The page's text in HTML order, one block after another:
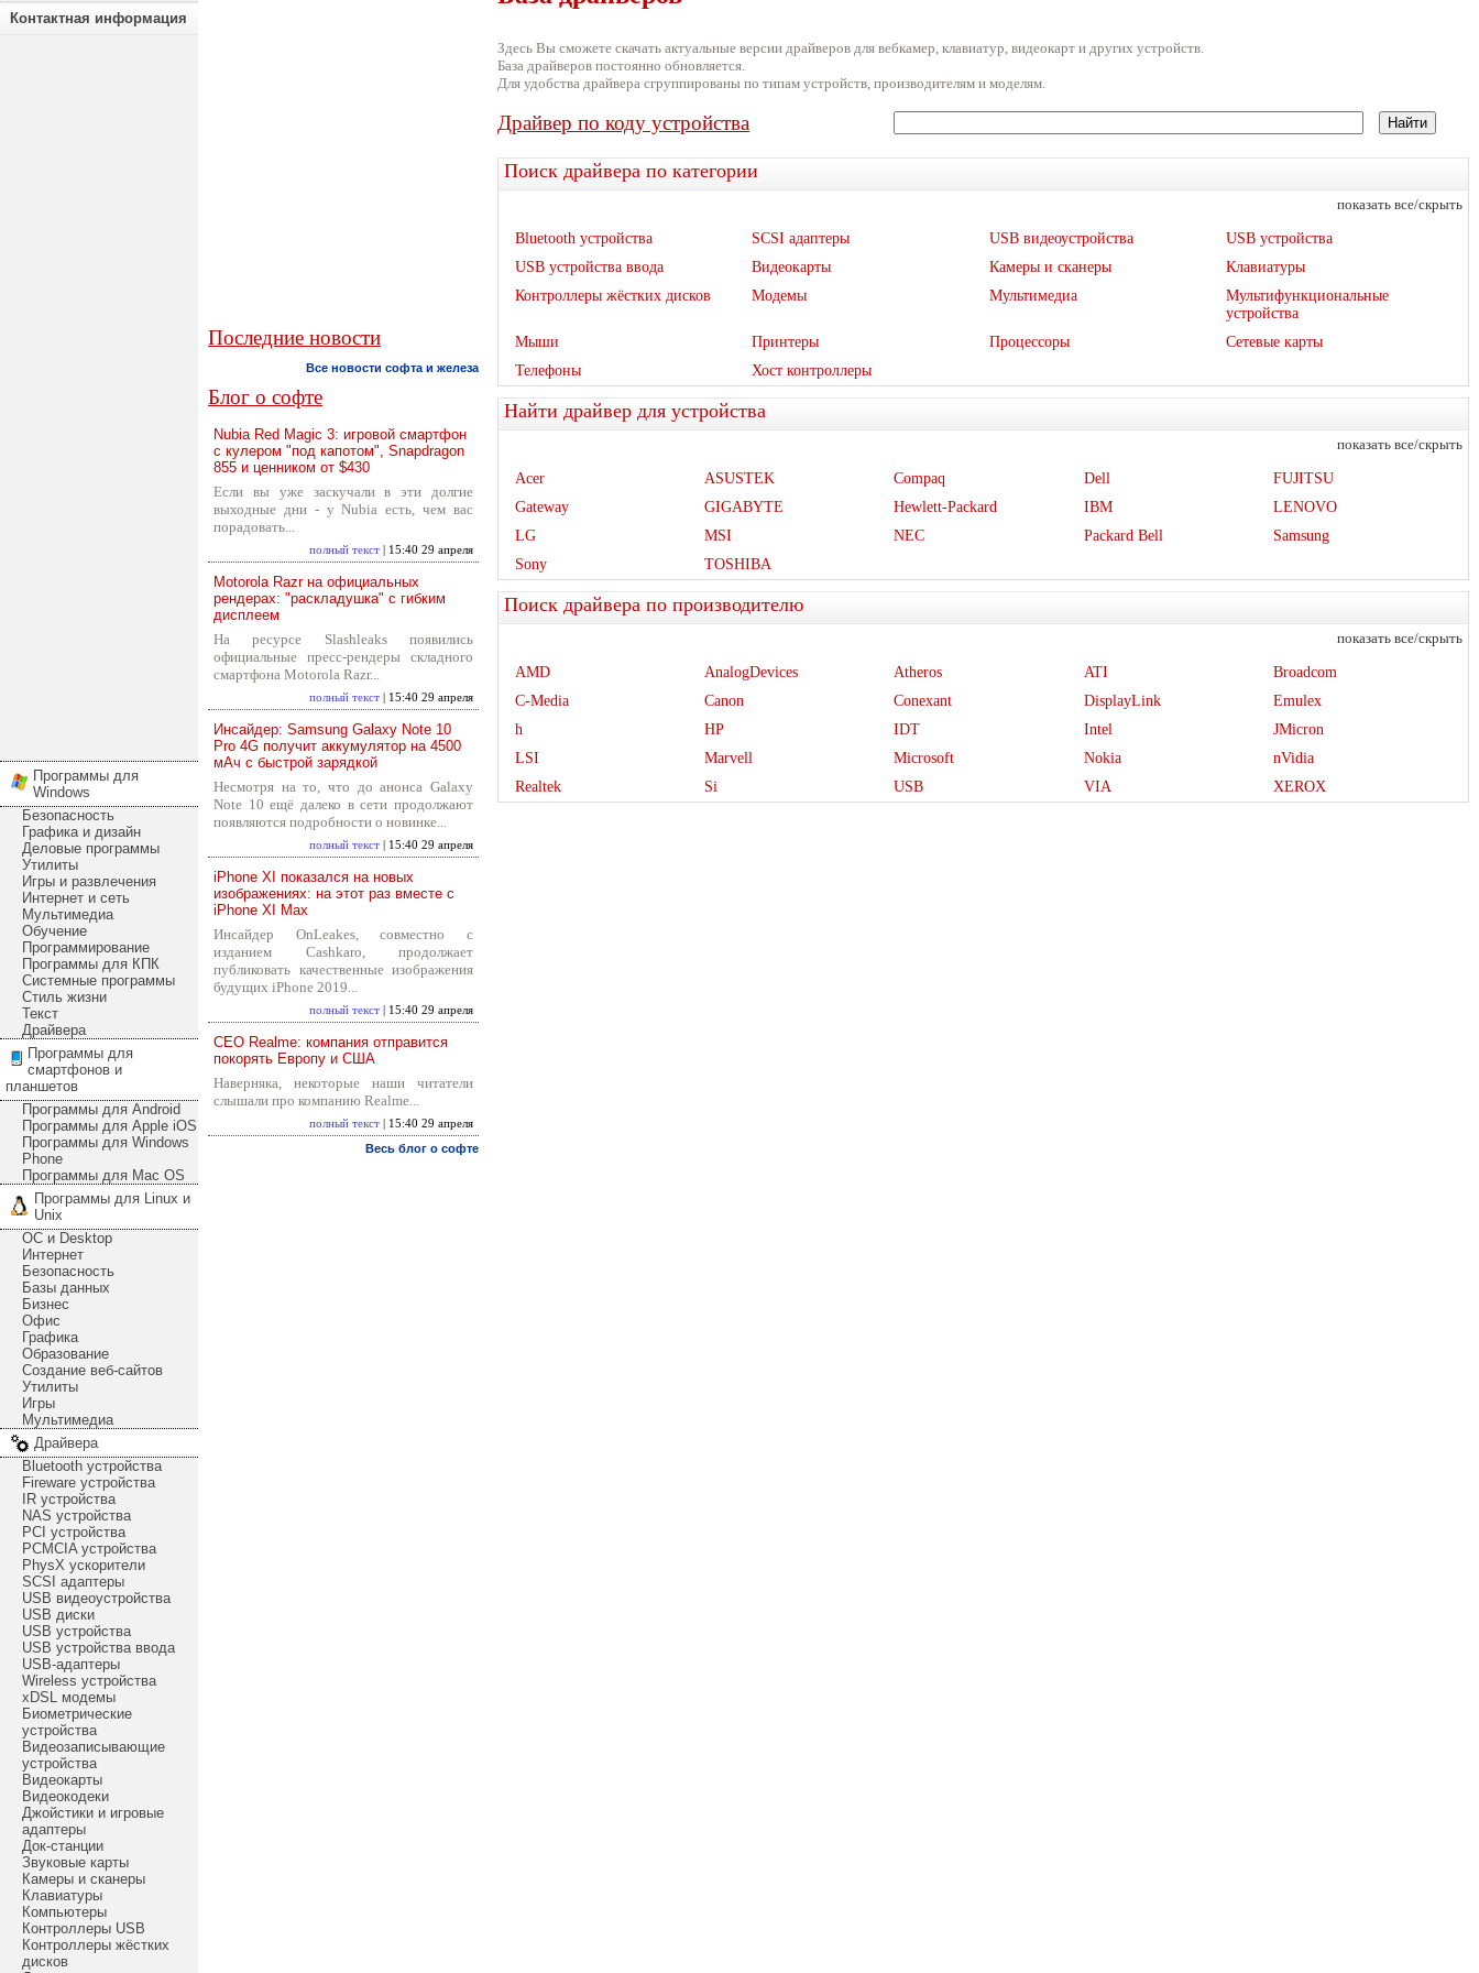
Контактная информация
Программы для
Windows
Безопасность
Графика и дизайн
Деловые программы
Утилиты
Игры и развлечения
Интернет и сеть
Мультимедиа
Обучение
Программирование
Программы для КПК
Системные программы
Стиль жизни
Текст
Драйвера
Программы для
смартфонов и
планшетов
Программы для Android
Программы для Apple iOS
Программы для Windows
Phone
Программы для Mac OS
Программы для Linux и
Unix
ОС и Desktop
Интернет
Безопасность
Базы данных
Бизнес
Офис
Графика
Образование
Создание веб-сайтов
Утилиты
Игры
Мультимедиа
Драйвера
Bluetooth устройства
Fireware устройства
IR устройства
NAS устройства
PCI устройства
PCMCIA устройства
PhysX ускорители
SCSI адаптеры
USB видеоустройства
USB диски
USB устройства
USB устройства ввода
USB-адаптеры
Wireless устройства
xDSL модемы
Биометрические
устройства
Видеозаписывающие
устройства
Видеокарты
Видеокодеки
Джойстики и игровые
адаптеры
Док-станции
Звуковые карты
Камеры и сканеры
Клавиатуры
Компьютеры
Контроллеры USB
Контроллеры жёстких
дисков
Последние новости
Все новости софта и железа
Блог о софте
Nubia Red Magic 3: игровой смартфон
с кулером "под капотом", Snapdragon
855 и ценником от $430
Если вы уже заскучали в эти долгие
выходные дни - у Nubia есть, чем вас
порадовать...
полный текст | 15:40 29 апреля
Motorola Razr на официальных
рендерах: "раскладушка" с гибким
дисплеем
На ресурсе Slashleaks появились
официальные пресс-рендеры складного
смартфона Motorola Razr...
полный текст | 15:40 29 апреля
Инсайдер: Samsung Galaxy Note 10
Pro 4G получит аккумулятор на 4500
мАч с быстрой зарядкой
Несмотря на то, что до анонса Galaxy
Note 10 ещё далеко в сети продолжают
появляются подробности о новинке...
полный текст | 15:40 29 апреля
iPhone XI показался на новых
изображениях: на этот раз вместе с
iPhone XI Max
Инсайдер OnLeakes, совместно с
изданием Cashkaro, продолжает
публиковать качественные изображения
будущих iPhone 2019...
полный текст | 15:40 29 апреля
CEO Realme: компания отправится
покорять Европу и США
Наверняка, некоторые наши читатели
слышали про компанию Realme...
полный текст | 15:40 29 апреля
Весь блог о софте
Здесь Вы сможете скачать актуальные версии драйверов для вебкамер, клавиатур, видеокарт и других устройств.
База драйверов постоянно обновляется.
Для удобства драйвера сгруппированы по типам устройств, производителям и моделям.
Драйвер по коду устройства
Поиск драйвера по категории
показать все/скрыть
Bluetooth устройства SCSI адаптеры USB видеоустройства
USB устройства
USB устройства ввода
Видеокарты Камеры и сканеры
Клавиатуры
Контроллеры жёстких дисков
Модемы Мультимедиа
Мультифункциональные
устройства
Мыши
Принтеры Процессоры
Сетевые карты
Телефоны
Хост контроллеры
Найти драйвер для устройства
показать все/скрыть
Acer ASUSTEK Compaq Dell
FUJITSU
Gateway
GIGABYTE Hewlett-Packard IBM
LENOVO
LG
MSI NEC Packard Bell
Samsung
Sony
TOSHIBA
Поиск драйвера по производителю
показать все/скрыть
AMD AnalogDevices Atheros ATI
Broadcom
C-Media
Canon Conexant DisplayLink
Emulex
h
HP IDT Intel
JMicron
LSI
Marvell Microsoft Nokia
nVidia
Realtek
Si USB VIA XEROX